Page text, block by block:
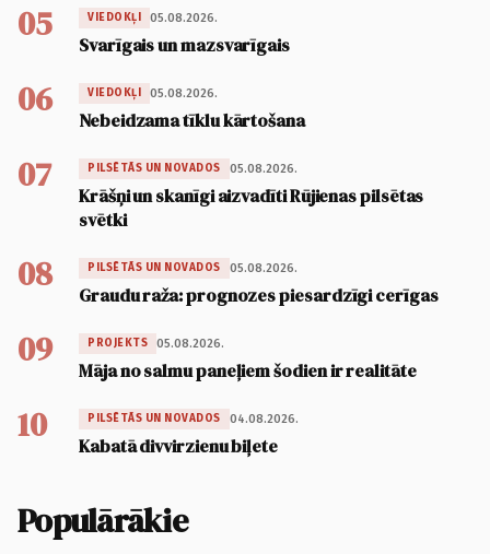
05 VIEDOKĻI 05.08.2026.
Svarīgais un mazsvarīgais
06 VIEDOKĻI 05.08.2026.
Nebeidzama tīklu kārtošana
07 PILSĒTĀS UN NOVADOS 05.08.2026.
Krāšņi un skanīgi aizvadīti Rūjienas pilsētas
svētki
08 PILSĒTĀS UN NOVADOS 05.08.2026.
Graudu raža: prognozes piesardzīgi cerīgas
09 PROJEKTS 05.08.2026.
Māja no salmu paneļiem šodien ir realitāte
10 PILSĒTĀS UN NOVADOS 04.08.2026.
Kabatā divvirzienu biļete
Populārākie